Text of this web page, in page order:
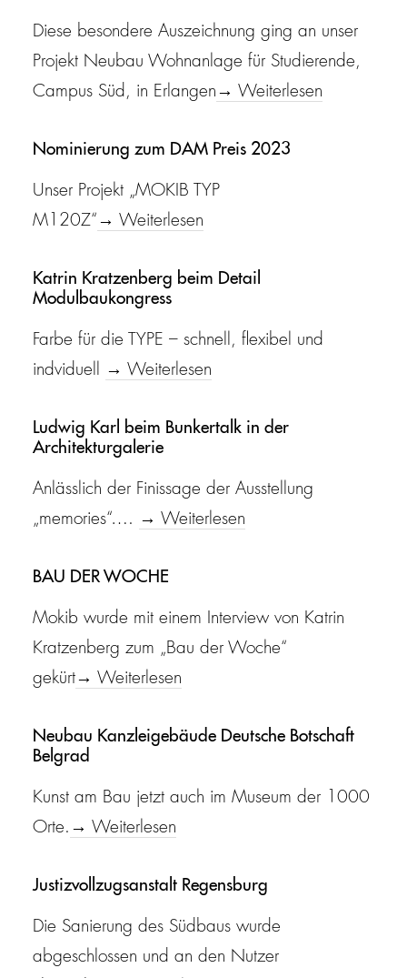
Diese besondere Auszeichnung ging an unser
Projekt Neubau Wohnanlage für Studierende,
Campus Süd, in Erlangen → Weiterlesen
Nominierung zum DAM Preis 2023
Unser Projekt „MOKIB TYP
M120Z“ → Weiterlesen
Katrin Kratzenberg beim Detail
Modulbaukongress
Farbe für die TYPE – schnell, flexibel und
indviduell → Weiterlesen
Ludwig Karl beim Bunkertalk in der
Architekturgalerie
Anlässlich der Finissage der Ausstellung
„memories“…. → Weiterlesen
BAU DER WOCHE
Mokib wurde mit einem Interview von Katrin
Kratzenberg zum „Bau der Woche“
gekürt→ Weiterlesen
Neubau Kanzleigebäude Deutsche Botschaft
Belgrad
Kunst am Bau jetzt auch im Museum der 1000
Orte. → Weiterlesen
Justizvollzugsanstalt Regensburg
Die Sanierung des Südbaus wurde
abgeschlossen und an den Nutzer